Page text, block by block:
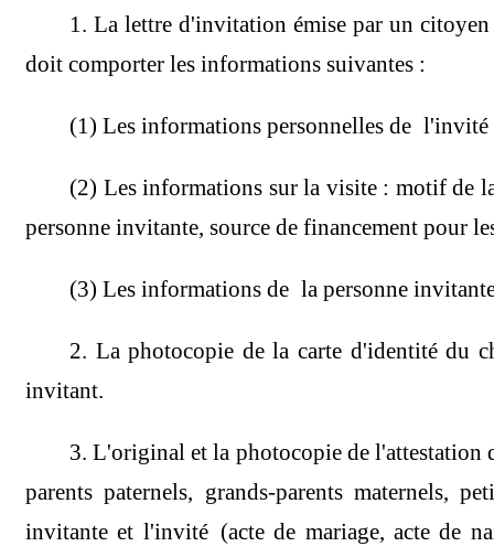
1. La lettre d'invitation émise par un
doit comporter les informations suivantes :
(1) Les informations personnelles de l'invité
(2) Les informations sur la visite : motif de
personne invitante, source de financement pour
(3) Les informations de la personne
2. La photocopie de la carte d'identité du
invitant.
3. L'original et la photocopie de l'attestation
parents paternels, grands-parents maternels,
invitante et l'invité (acte de mariage, acte de